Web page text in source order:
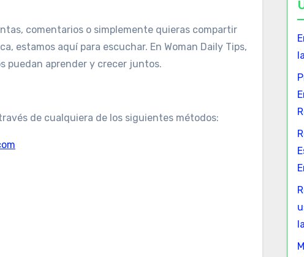
comentarios o simplemente quieras compartir
estamos aquí para escuchar. En Woman Daily Tips,
puedan aprender y crecer juntos.
de cualquiera de los siguientes métodos: